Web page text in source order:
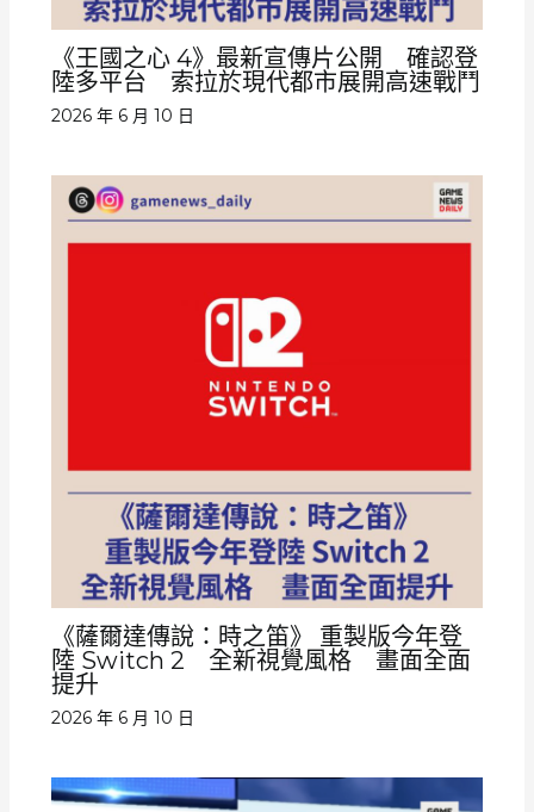
《王國之心 4》最新宣傳片公開 確認登
陸多平台 索拉於現代都市展開高速戰鬥
2026 年 6 月 10 日
《薩爾達傳說：時之笛》 重製版今年登
陸 Switch 2 全新視覺風格 畫面全面
提升
2026 年 6 月 10 日